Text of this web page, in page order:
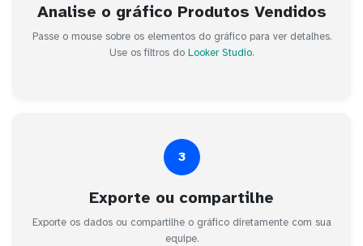
Analise o gráfico Produtos Vendidos
Passe o mouse sobre os elementos do gráfico para ver detalhes.
Use os filtros do Looker Studio.
3
Exporte ou compartilhe
Exporte os dados ou compartilhe o gráfico diretamente com sua
equipe.